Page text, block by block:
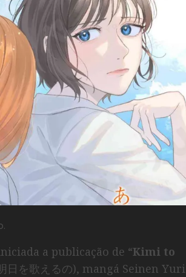
a publicação de “Kimi to
日を歌えるの), mangá Seinen Yuri